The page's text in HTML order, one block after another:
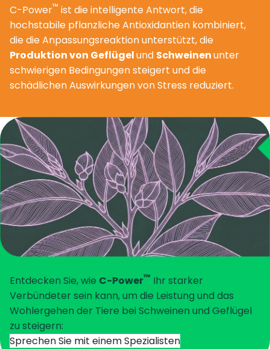
C-Power™ ist die intelligente Antwort, die
hochstabile pflanzliche Antioxidantien kombiniert,
die die Anpassungsreaktion unterstützt, die
Produktion von Geflügelund Schweinenunter
schwierigen Bedingungen steigert und die
schädlichen Auswirkungen von Stress reduziert.
Entdecken Sie, wie C-Power™ Ihr starker
Verbündeter sein kann, um die Leistung und das
Wohlergehen der Tiere bei Schweinen und Geflügel
zu steigern:
Sprechen Sie mit einem Spezialisten